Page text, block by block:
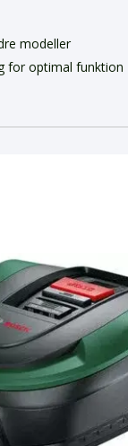
modeller
for optimal funktion